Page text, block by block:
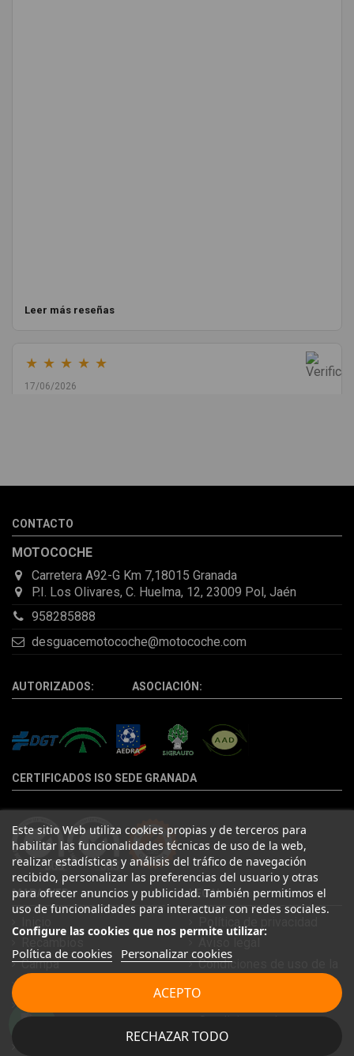
Leer más reseñas
★ ★ ★ ★ ★
17/06/2026
la pieza llegó correcta y bien embalada, además de llegarme 2
CONTACTO
MOTOCOCHE
Carretera A92-G Km 7,18015 Granada
P.I. Los Olivares, C. Huelma, 12, 23009 Pol, Jaén
958285888
desguacemotocoche@motocoche.com
AUTORIZADOS: ASOCIACIÓN:
CERTIFICADOS ISO SEDE GRANADA
MAPA WEB
Campa
LEGAL
Condiciones de uso de la
Política de cookies
Condiciones de compra
Condiciones de
Este sitio Web utiliza cookies propias y de terceros para
habilitar las funcionalidades técnicas de uso de la web,
realizar estadísticas y análisis del tráfico de navegación
recibido, personalizar las preferencias del usuario y otras
para ofrecer anuncios y publicidad. También permitimos el
uso de funcionalidades para interactuar con redes sociales.
Configure las cookies que nos permite utilizar:
Política de cookies Personalizar cookies
RECHAZAR TODO
ACEPTO